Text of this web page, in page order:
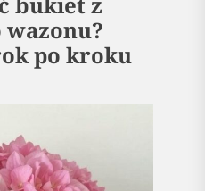
po kroku